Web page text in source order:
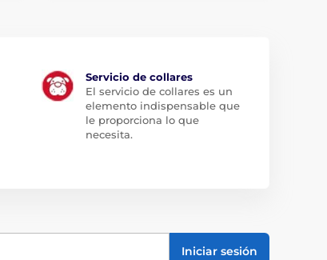
Servicio de collares
El servicio de collares es un
elemento indispensable que
le proporciona lo que
necesita.
Iniciar sesión